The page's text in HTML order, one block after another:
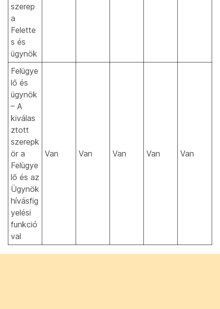
szerep
a
Felette
s és
ügynök
Felügye
lő és
ügynök
– A
kiválas
ztott
szerepk
ör a
Felügye
lő és az
Ügynök
hívásfig
yelési
funkció
val
Van Van Van Van Van